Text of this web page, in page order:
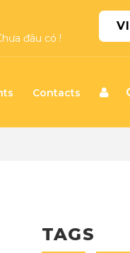
đâu có !
Contacts
TAGS